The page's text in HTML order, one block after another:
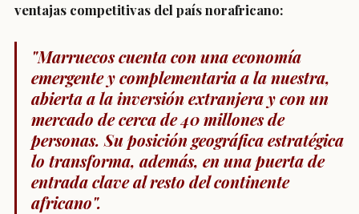
ventajas competitivas del país norafricano:
"Marruecos cuenta con una economía
emergente y complementaria a la nuestra,
abierta a la inversión extranjera y con un
mercado de cerca de 40 millones de
personas. Su posición geográfica estratégica
lo transforma, además, en una puerta de
entrada clave al resto del continente
africano".